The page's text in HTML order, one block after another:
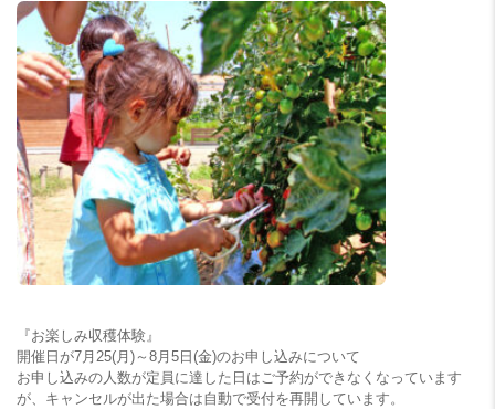
『お楽しみ収穫体験』
開催日が7月25(月)～8月5日(金)のお申し込みについて
お申し込みの人数が定員に達した日はご予約ができなくなっています
が、キャンセルが出た場合は自動で受付を再開しています。